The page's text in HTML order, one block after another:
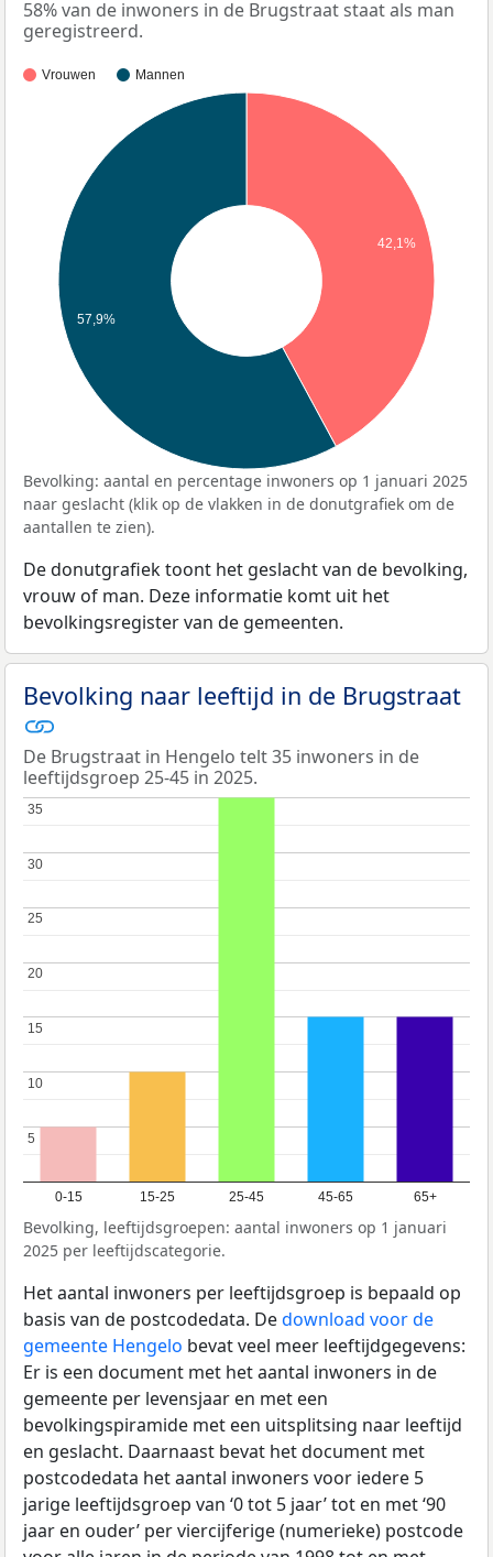
58% van de inwoners in de Brugstraat staat als man
geregistreerd.
Vrouwen Mannen
42,1%
57,9%
Bevolking: aantal en percentage inwoners op 1 januari 2025
naar geslacht (klik op de vlakken in de donutgrafiek om de
aantallen te zien).
De donutgrafiek toont het geslacht van de bevolking,
vrouw of man. Deze informatie komt uit het
bevolkingsregister van de gemeenten.
Bevolking naar leeftijd in de Brugstraat
De Brugstraat in Hengelo telt 35 inwoners in de
leeftijdsgroep 25-45 in 2025.
0-15 15-25 25-45 45-65 65+
5
5
10
10
15
15
20
20
25
25
30
30
35
35
Bevolking, leeftijdsgroepen: aantal inwoners op 1 januari
2025 per leeftijdscategorie.
Het aantal inwoners per leeftijdsgroep is bepaald op
basis van de postcodedata. Dedownload voor de
gemeente Hengelo bevat veel meer leeftijdgegevens:
Er is een document met het aantal inwoners in de
gemeente per levensjaar en met een
bevolkingspiramide met een uitsplitsing naar leeftijd
en geslacht. Daarnaast bevat het document met
postcodedata het aantal inwoners voor iedere 5
jarige leeftijdsgroep van ‘0 tot 5 jaar’ tot en met ‘90
jaar en ouder’ per viercijferige (numerieke) postcode